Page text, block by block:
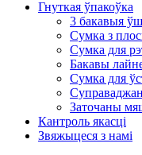
Гнуткая ўпакоўка
3 бакавыя
Сумка з
Сумка для
Бакавы
Сумка для
Заточаны
Кантроль якасці
Звяжыцеся з намі